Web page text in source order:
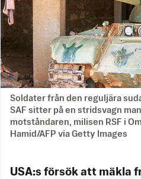
Soldater från den reguljära
SAF sitter på en stridsvagn
motståndaren, milisen RSF i
Hamid/AFP via Getty Images
USA:s försök att mäkla